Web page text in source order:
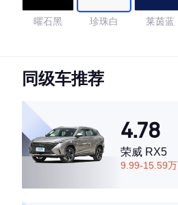
曜石黑 珍珠白 莱茵蓝
4.74
·外观表现一般，低于54%同级车
·空间表现较为优秀，优于75%同级车
同级车推荐
4.78
荣威 RX5
9.99-15.59万